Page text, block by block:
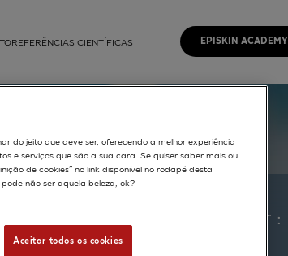
REFERÊNCIAS CIENTÍFICAS EPISKIN ACADEMY
Procurar por :
do jeito que deve ser, oferecendo a melhor experiência
e serviços que são a sua cara. Se quiser saber mais ou
de cookies” no link disponível no rodapé desta
não ser aquela beleza, ok?
Aceitar todos os cookies